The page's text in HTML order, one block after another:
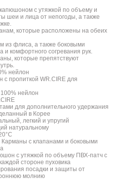
с утяжкой по объему и
шеи и лица от непогоды, а также
которые расположены на обеих
из флиса, а также боковыми
и комфортного согревания рук.
которые препятствуют
нейлон
с пропиткой WR.CIRE для
нейлон
для дополнительного удержания
в Корее
легкий и упругий
натуральному
с клапанами и боковыми
с утяжкой по объему ПВХ-патч с
стороне пуховика
посадки и защиты от
молнию